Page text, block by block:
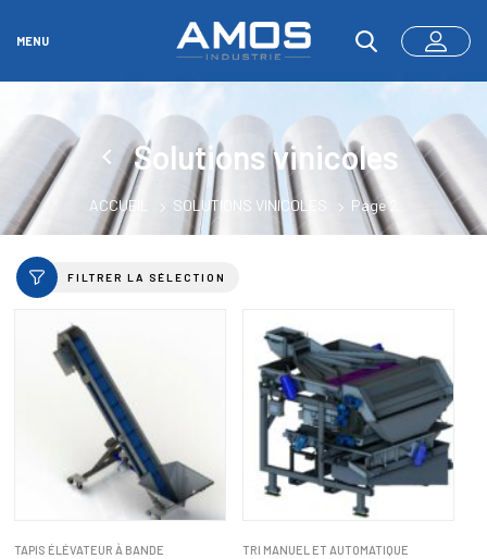
MENU
Solutions vinicoles
ACCUEIL SOLUTIONS VINICOLES Page 2
FILTRER LA SÉLECTION
TAPIS ÉLÉVATEUR À BANDE TRI MANUEL ET AUTOMATIQUE